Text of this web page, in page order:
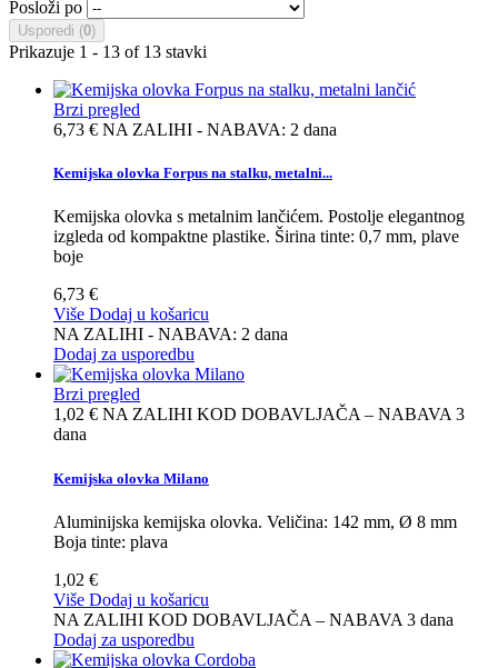
Posloži po
Usporedi (0)
Prikazuje 1 - 13 of 13 stavki
Brzi pregled
6,73 € NA ZALIHI - NABAVA: 2 dana
Kemijska olovka Forpus na stalku, metalni...
Kemijska olovka s metalnim lančićem. Postolje elegantnog
izgleda od kompaktne plastike. Širina tinte: 0,7 mm, plave
boje
6,73 €
Više Dodaj u košaricu
NA ZALIHI - NABAVA: 2 dana
Dodaj za usporedbu
Brzi pregled
1,02 € NA ZALIHI KOD DOBAVLJAČA – NABAVA 3
dana
Kemijska olovka Milano
Aluminijska kemijska olovka. Veličina: 142 mm, Ø 8 mm
Boja tinte: plava
1,02 €
Više Dodaj u košaricu
NA ZALIHI KOD DOBAVLJAČA – NABAVA 3 dana
Dodaj za usporedbu